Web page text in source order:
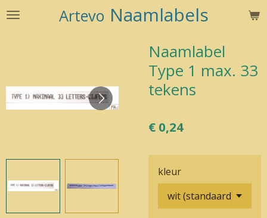
Ga
Artevo Naamlabels
Naamlabel
Type 1 max. 33
tekens
€ 0,24
kleur